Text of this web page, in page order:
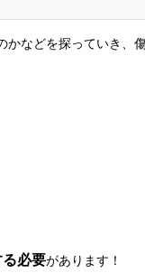
かなどを探っていき、
必要があります！